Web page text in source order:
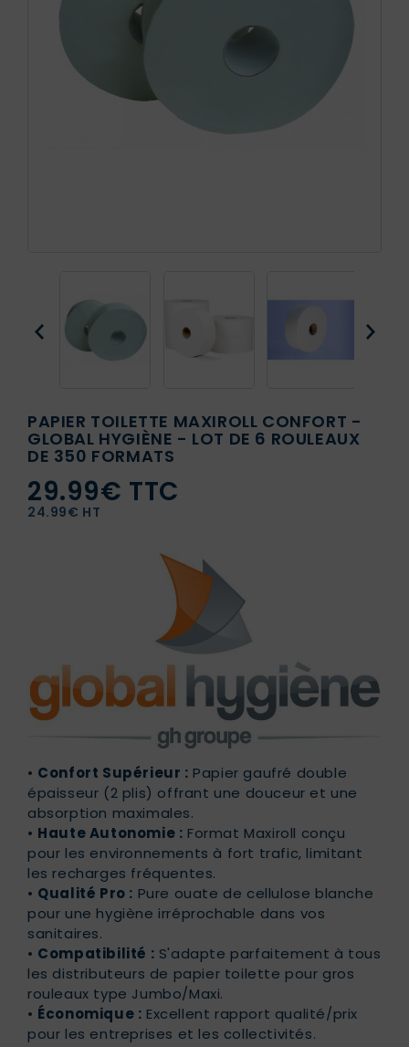
PAPIER TOILETTE MAXIROLL CONFORT -
GLOBAL HYGIÈNE - LOT DE 6 ROULEAUX
DE 350 FORMATS
29.99€ TTC
24.99€ HT
• Confort Supérieur : Papier gaufré double
épaisseur (2 plis) offrant une douceur et une
absorption maximales.
• Haute Autonomie : Format Maxiroll conçu
pour les environnements à fort trafic, limitant
les recharges fréquentes.
• Qualité Pro : Pure ouate de cellulose blanche
pour une hygiène irréprochable dans vos
sanitaires.
• Compatibilité : S'adapte parfaitement à tous
les distributeurs de papier toilette pour gros
rouleaux type Jumbo/Maxi.
• Économique : Excellent rapport qualité/prix
pour les entreprises et les collectivités.